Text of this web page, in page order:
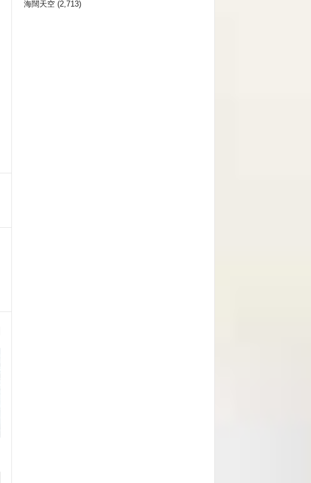
海闊天空(2,713)